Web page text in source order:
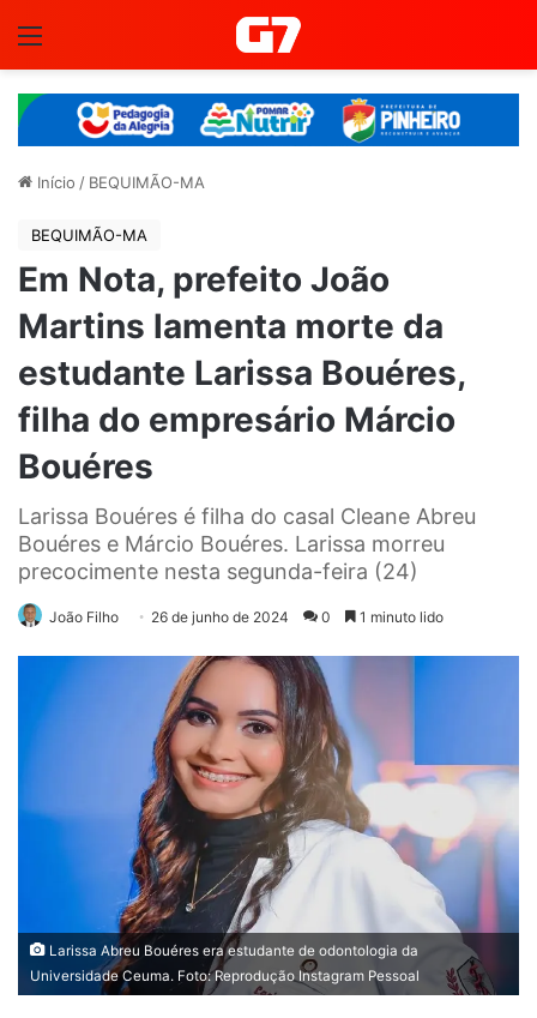
Início / BEQUIMÃO-MA
BEQUIMÃO-MA
Em Nota, prefeito João
Martins lamenta morte da
estudante Larissa Bouéres,
filha do empresário Márcio
Bouéres
Larissa Bouéres é filha do casal Cleane Abreu
Bouéres e Márcio Bouéres. Larissa morreu
precocimente nesta segunda-feira (24)
João Filho 26 de junho de 2024 0 1 minuto lido
Larissa Abreu Bouéres era estudante de odontologia da
Universidade Ceuma. Foto: Reprodução Instagram Pessoal